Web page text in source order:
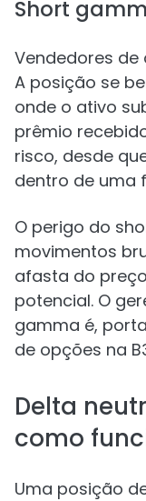
Short
Vendedores
A posição se
onde o ativo
prêmio
risco, desde
dentro de uma
O perigo do
movimentos
afasta do
potencial. O
gamma é,
de opções na
Delta
como
Uma posição